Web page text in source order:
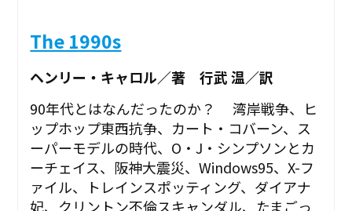
The 1990s
ヘンリー・キャロル／著 行武 温／訳
90年代とはなんだったのか？ 湾岸戦争、ヒ
ップホップ東西抗争、カート・コバーン、ス
ーパーモデルの時代、O・J・シンプソンとカ
ーチェイス、阪神大震災、Windows95、X-フ
ァイル、トレインスポッティング、ダイアナ
妃、クリントン不倫スキャンダル、たまごっ